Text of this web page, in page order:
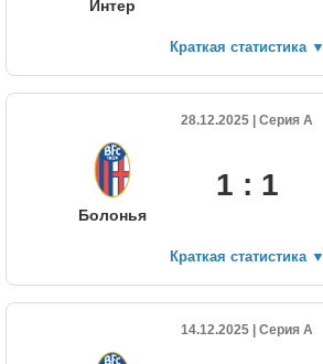
Интер
Краткая статистика ▼
28.12.2025 | Серия А
Болонья
1 : 1
Краткая статистика ▼
14.12.2025 | Серия А